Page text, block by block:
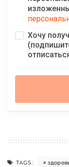
Хочу
TAGS: